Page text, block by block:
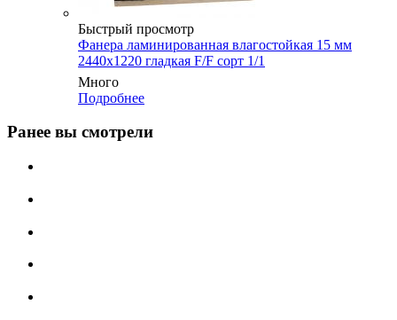
Быстрый просмотр
Фанера ламинированная влагостойкая 15 мм
2440х1220 гладкая F/F сорт 1/1
Много
Подробнее
Ранее вы смотрели